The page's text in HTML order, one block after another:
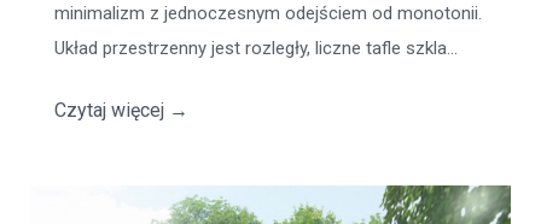
minimalizm z jednoczesnym odejściem od monotonii.
Układ przestrzenny jest rozległy, liczne tafle szkla...
Czytaj więcej →